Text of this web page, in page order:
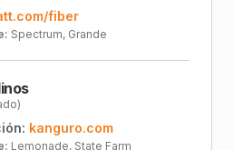
fiber
Spectrum, Grande
kanguro.com
Lemonade, State Farm